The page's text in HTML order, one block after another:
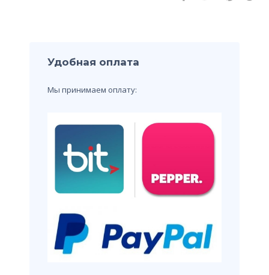
Удобная оплата
Мы принимаем оплату: